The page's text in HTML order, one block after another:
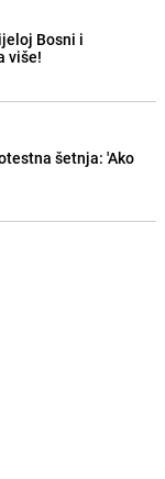
Bosni i
više!
šetnja: 'Ako